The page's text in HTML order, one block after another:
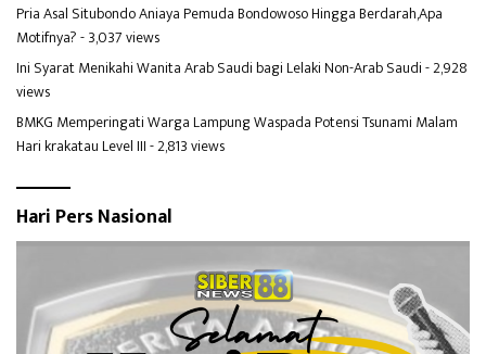
Pria Asal Situbondo Aniaya Pemuda Bondowoso Hingga Berdarah,Apa
Motifnya?- 3,037 views
Ini Syarat Menikahi Wanita Arab Saudi bagi Lelaki Non-Arab Saudi- 2,928
views
BMKG Memperingati Warga Lampung Waspada Potensi Tsunami Malam
Hari krakatau Level III- 2,813 views
Hari Pers Nasional